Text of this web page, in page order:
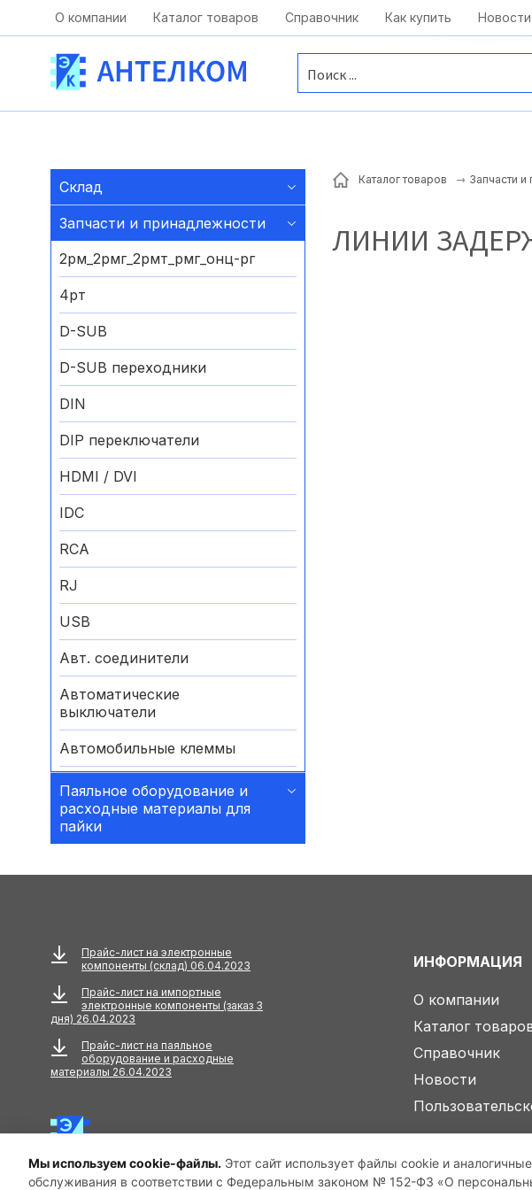
kai@antelcom.ru
Москва, ул. Московская, д.1 офис 1
О компании Каталог товаров Справочник Как купить Новости
Мы используем cookie-файлы. Этот сайт использует файлы cookie и
обслуживания в соответствии с Федеральным законом № 152-ФЗ «О
Склад
Запчасти и принадлежности
2рм_2рмг_2рмт_рмг_онц-рг
4рт
D-SUB
D-SUB переходники
DIN
DIP переключатели
HDMI / DVI
IDC
RCA
RJ
USB
Авт. соединители
Автоматические
выключатели
Автомобильные клеммы
Аккумуляторные батареи
Аксессуары
КОМПОНЕНТЫ
Амортизаторы
Анкера
АНТЕННЫ
Антенны GPS
Антенны WiFi
Антенны ТВ
Паяльное оборудование и
расходные материалы для
пайки
Каталог товаров Запчасти
ЛИНИИ
Прайс-лист на электронные
компоненты (склад) 06.04.2023
Прайс-лист на импортные
электронные компоненты (заказ 3
дня) 26.04.2023
Прайс-лист на паяльное
оборудование и расходные
материалы 26.04.2023
ИНФОРМАЦИЯ
О компании
Каталог
Справочник
Новости